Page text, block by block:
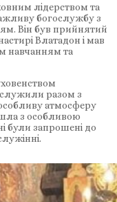
лідерством та
богослужбу з
Він був прийнятий
Влатадон і мав
навчанням та
разом з
атмосферу
з особливою
були запрошені до